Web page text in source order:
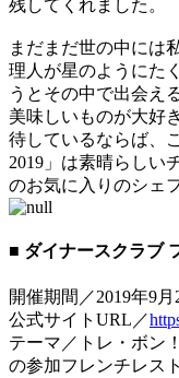
残してくれました。
まだまだ世の中には
理人が星のようにた
うとその中で出会え
美味しいものが大好
待しているならば、
2019」は素晴らしい
のお気に入りのシェ
■ ダイナースクラブ
開催期間／2019年9
公式サイトURL／
テーマ／トレ・ボン
の参加フレンチレス